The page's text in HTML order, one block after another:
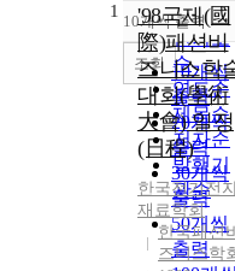
순
인기도
순
연도순
제목순
저자순
발행기
관순
내림차
10개씩 출력
10개씩
출력
20개씩
출력
30개씩
출력
50개씩
출력
조회
1
'98국제(國
際)패션비
즈니스학
대회(學術
大會) 일정
(日程)
한국전기전
재료학회
한국패션
즈니스학